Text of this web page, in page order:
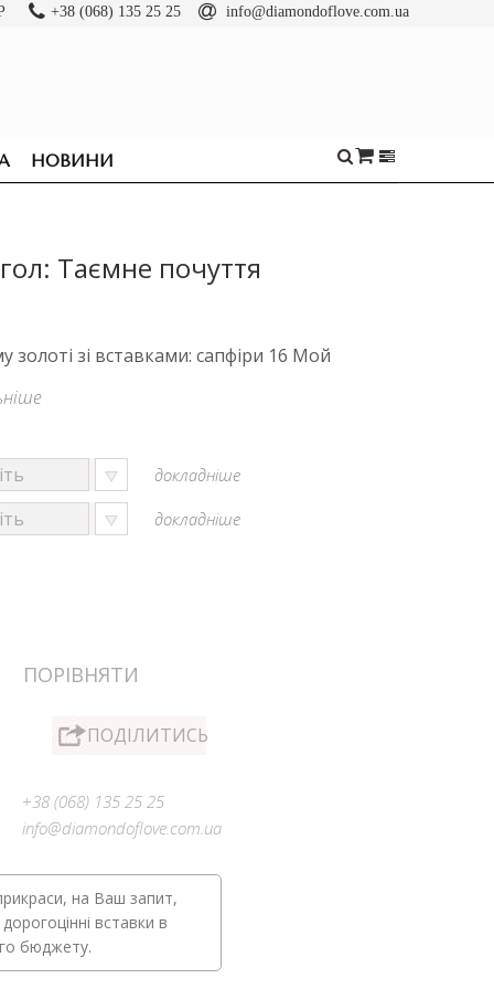
+38 (068) 135 25 25 info@diamondoflove.com.ua
ОБРУЧКИКАБЛУЧКИ
НОВИНИ
Таємне почуття
золоті зі вставками: сапфіри 16 Мой
докладніше
докладніше
ПОРІВНЯТИ
ПОДІЛИТИСЬ
+38 (068) 135 25 25
info@diamondoflove.com.ua
на Ваш запит,
вставки в
бюджету.